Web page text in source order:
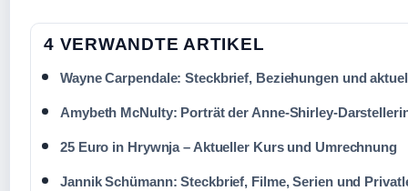
4 VERWANDTE ARTIKEL
Wayne Carpendale: Steckbrief, Beziehungen und
Amybeth McNulty: Porträt der Anne-Shirley-
25 Euro in Hrywnja – Aktueller Kurs und Umrechnung
Jannik Schümann: Steckbrief, Filme, Serien und